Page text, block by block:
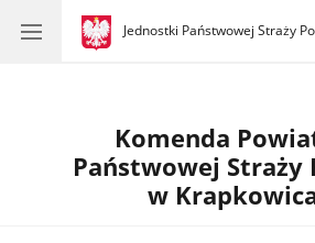
gov.pl
Jednostki Państwowej Straży
gov.pl
Jednostki
Komenda
Państwowej Straży
w